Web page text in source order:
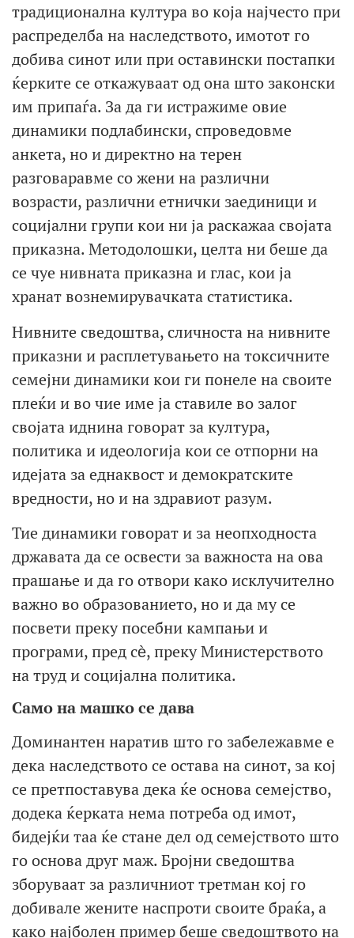
традиционална култура во која најчесто при
распределба на наследството, имотот го
добива синот или при оставински постапки
ќерките се откажуваат од она што законски
им припаѓа. За да ги истражиме овие
динамики подлабински, спроведовме
анкета, но и директно на терен
разговаравме со жени на различни
возрасти, различни етнички заединици и
социјални групи кои ни ја раскажаа својата
приказна. Методолошки, целта ни беше да
се чуе нивната приказна и глас, кои ја
хранат вознемирувачката статистика.
Нивните сведоштва, сличноста на нивните
приказни и расплетувањето на токсичните
семејни динамики кои ги понеле на своите
плеќи и во чие име ја ставиле во залог
својата иднина говорат за култура,
политика и идеологија кои се отпорни на
идејата за еднаквост и демократските
вредности, но и на здравиот разум.
Тие динaмики говорат и за неопходноста
државата да се освести за важноста на ова
прашање и да го отвори како исклучително
важно во образованието, но и да му се
посвети преку посебни кампањи и
програми, пред сѐ, преку Министерството
на труд и социјална политика.
Само на машко се дава
Доминантен наратив што го забележавме е
дека наследството се остава на синот, за кој
се претпоставува дека ќе основа семејство,
додека ќерката нема потреба од имот,
бидејќи таа ќе стане дел од семејството што
го основа друг маж. Бројни сведоштва
зборуваат за различниот третман кој го
добивале жените наспроти своите браќа, а
како најболен пример беше сведоштвото на